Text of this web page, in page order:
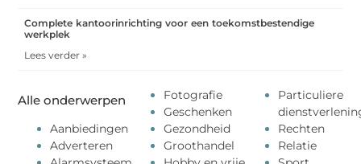
Alle onderwerpen
Aanbiedingen
Adverteren
Fotografie
Geschenken
Gezondheid
Groothandel
Particuliere
Rechten
Relatie
Complete kantoorinrichting voor een toekomstbestendige
werkplek
Lees verder »